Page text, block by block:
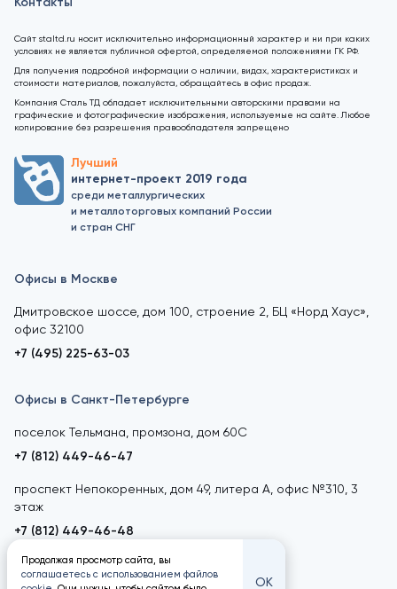
Сайт staltd.ru носит исключительно информационный характер и ни при каких
условиях не является публичной офертой, определяемой положениями ГК РФ.
Для получения подробной информации о наличии, видах, характеристиках и
стоимости материалов, пожалуйста, обращайтесь в офис продаж.
Компания Сталь ТД обладает исключительными авторскими правами на
графические и фотографические изображения, используемые на сайте. Любое
копирование без разрешения правообладателя запрещено
Лучший
интернет-проект 2019 года
среди металлургических
и металлоторговых компаний России
и стран СНГ
Офисы в Москве
Дмитровское шоссе, дом 100, строение 2, БЦ «Норд Хаус»,
офис 32100
+7 (495) 225-63-03
Офисы в Санкт-Петербурге
поселок Тельмана, промзона, дом 60С
+7 (812) 449-46-47
проспект Непокоренных, дом 49, литера А, офис №310, 3
этаж
+7 (812) 449-46-48
Продолжая просмотр сайта, вы
соглашаетесь с использованием файлов
ОК